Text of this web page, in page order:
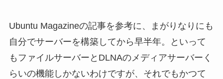
Ubuntu Magazineの記事を参考に、まがりなりにも
自分でサーバーを構築してから早半年。といって
もファイルサーバーとDLNAのメディアサーバーく
らいの機能しかないわけですが、それでもかつて